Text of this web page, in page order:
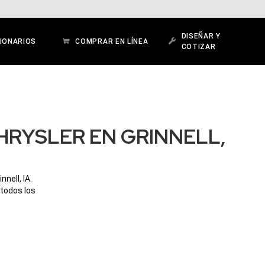
COMPRAR EN LÍNEA
DISEÑAR Y
COTIZAR
EN GRINNELL,
IA.
los